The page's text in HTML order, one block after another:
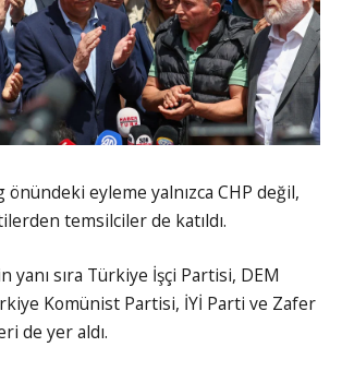
önündeki eyleme yalnızca CHP değil,
temsilciler de katıldı.
yanı sıra Türkiye İşçi Partisi, DEM
Komünist Partisi, İYİ Parti ve Zafer
de yer aldı.